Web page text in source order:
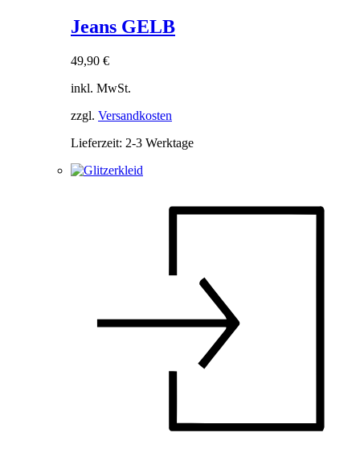
weist
mehrere
auf
der
Produktseite
Jeans GELB
49,90 €
inkl. MwSt.
zzgl. Versandkosten
Lieferzeit: 2-3 Werktage